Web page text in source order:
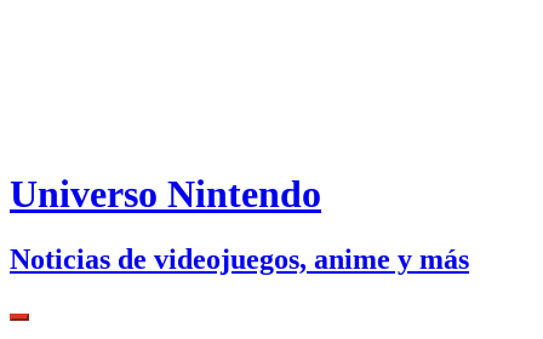
Universo Nintendo
Noticias de videojuegos, anime y más